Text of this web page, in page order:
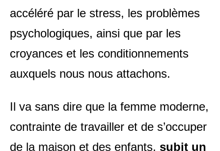
accéléré par le stress, les problèmes
psychologiques, ainsi que par les
croyances et les conditionnements
auxquels nous nous attachons.
Il va sans dire que la femme moderne,
contrainte de travailler et de s’occuper
de la maison et des enfants, subit un